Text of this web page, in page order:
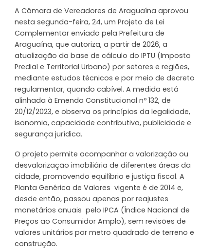
A Câmara de Vereadores de Araguaína aprovou
nesta segunda-feira, 24, um Projeto de Lei
Complementar enviado pela Prefeitura de
Araguaína, que autoriza, a partir de 2026, a
atualização da base de cálculo do IPTU (Imposto
Predial e Territorial Urbano) por setores e regiões,
mediante estudos técnicos e por meio de decreto
regulamentar, quando cabível. A medida está
alinhada à Emenda Constitucional nº 132, de
20/12/2023, e observa os princípios da legalidade,
isonomia, capacidade contributiva, publicidade e
segurança jurídica.
O projeto permite acompanhar a valorização ou
desvalorização imobiliária de diferentes áreas da
cidade, promovendo equilíbrio e justiça fiscal. A
Planta Genérica de Valores vigente é de 2014 e,
desde então, passou apenas por reajustes
monetários anuais pelo IPCA (Índice Nacional de
Preços ao Consumidor Amplo), sem revisões de
valores unitários por metro quadrado de terreno e
construção.